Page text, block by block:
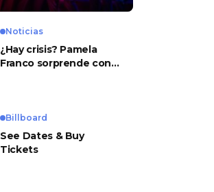
Noticias
¿Hay crisis? Pamela
Franco sorprende con
Billboard
See Dates & Buy
Tickets